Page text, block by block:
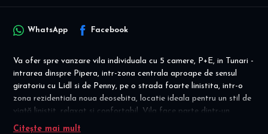
WhatsApp Facebook
Va ofer spre vanzare vila individuala cu 5 camere, P+E, in Tunari -
intrarea dinspre Pipera, intr-zona centrala aproape de sensul
giratoriu cu Lidl si de Penny, pe o strada foarte linistita, intr-o
zona rezidentiala noua deosebita, locatie ideala pentru un stil de
viață liniștit, relaxat si confortabil. Vila face parte dintr-un
complex de vile premium.
Citește mai mult